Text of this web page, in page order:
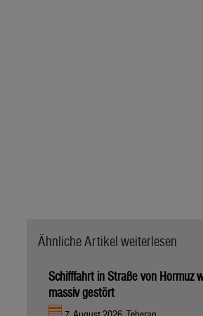
Ähnliche Artikel weiterlesen
Schifffahrt in Straße von Hormuz
massiv gestört